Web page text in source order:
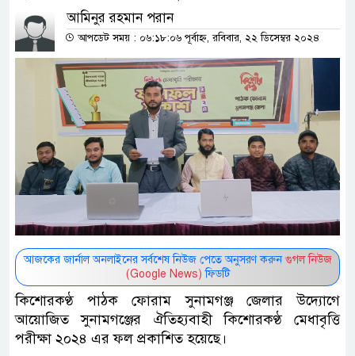
আমিনুর রহমান পরান
আপডেট সময় : ০৬:১৮:০৬ পূর্বাহ্ন, রবিবার, ২২ ডিসেম্বর ২০২৪
আজকের জার্নাল অনলাইনের সর্বশেষ নিউজ পেতে অনুসরণ করুন গুগল নিউজ
(Google News) ফিডটি
কিশোরকণ্ঠ পাঠক ফোরাম সুনামগঞ্জ জেলার উদ্যোগে
আয়োজিত সুনামগঞ্জের ঐতিহ্যবাহী কিশোরকণ্ঠ মেধাবৃত্তি
পরীক্ষা ২০২৪ এর ফল প্রকাশিত হয়েছে।